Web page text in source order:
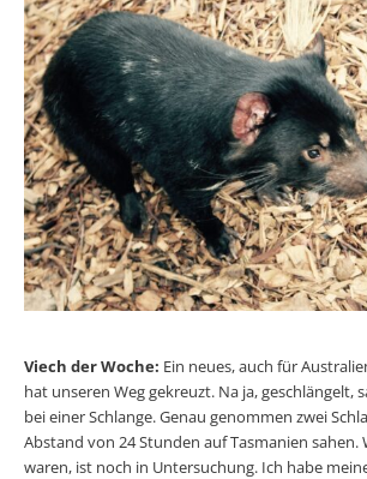
Viech der Woche: Ein neues, auch für
hat unseren Weg gekreuzt. Na ja, geschlängelt,
bei einer Schlange. Genau genommen zwei
Abstand von 24 Stunden auf Tasmanien sahen.
waren, ist noch in Untersuchung. Ich habe